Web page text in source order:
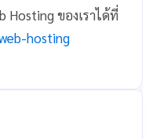
Hosting ของเราได้ที่
hosting